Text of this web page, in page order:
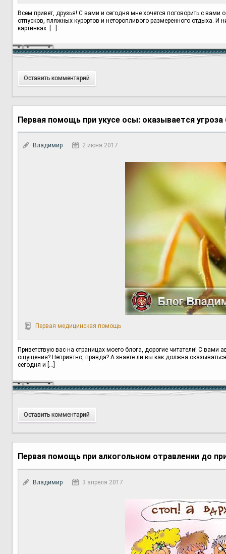
Всем привет, друзья! С вами и сегодня мне хочется поговорить с
отпусков, пляжных курортов и неторопливого размеренного отдыха.
картинках. […]
Оставить комментарий
Первая помощь при укусе осы: оказывается
Владимир 2 июня 2017
Первая медицинская помощь
Приветствую вас на страницах моего блога, дорогие читатели! С
ощущения? Неприятно, правда? А знаете ли вы как должна
сегодня и […]
Оставить комментарий
Первая помощь при алкогольном отравлении до
Владимир 3 апреля 2017